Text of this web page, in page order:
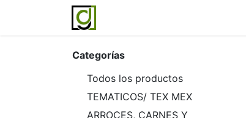
Categorías
Todos los productos
TEMATICOS/ TEX MEX
ARROCES, CARNES Y